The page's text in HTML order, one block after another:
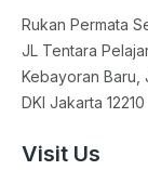
Rukan Permata
JL Tentara
Kebayoran Baru,
DKI Jakarta 12210
Visit Us